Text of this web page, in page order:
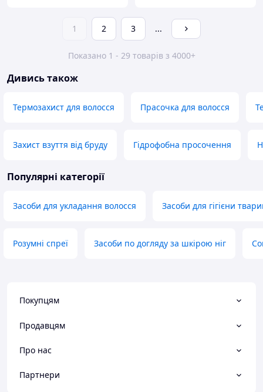
1 2 3 ...
Показано 1 - 29 товарів з 4000+
Дивись також
Термозахист для волосся Прасочка для волосся
Захист взуття від бруду Гідрофобна просочення
Популярні категорії
Засоби для укладання волосся Засоби для гігієни
Розумні спреї Засоби по догляду за шкірою ніг
Покупцям
Продавцям
Про нас
Партнери